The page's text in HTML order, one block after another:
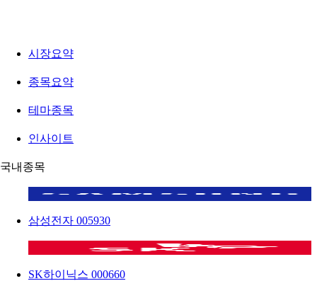
시장요약
종목요약
테마종목
인사이트
국내종목
삼성전자 005930
SK하이닉스 000660